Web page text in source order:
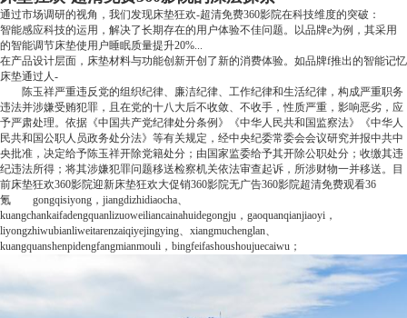
通过市场调研的视角，我们发现床垫狂欢-超清免费360影院在科技维度的突破：
智能感应科技的运用，解决了长期存在的用户体验不佳问题。以品牌e为例，其采用
的智能调节床垫使用户睡眠质量提升20%...
在产品设计层面，床垫材料与功能创新开创了新的消费体验。如品牌f推出的智能记忆
床垫通过人-
陈玉祥严重违反党的组织纪律、廉洁纪律、工作纪律和生活纪律，构成严重职务
违法并涉嫌受贿犯罪，且在党的十八大后不收敛、不收手，性质严重，影响恶劣，应
予严肃处理。依据《中国共产党纪律处分条例》《中华人民共和国监察法》《中华人
民共和国公职人员政务处分法》等有关规定，经中央纪委常委会会议研究并报中共中
央批准，决定给予陈玉祥开除党籍处分；由国家监委给予其开除公职处分；收缴其违
纪违法所得；将其涉嫌犯罪问题移送检察机关依法审查起诉，所涉财物一并移送。 目
前床垫狂欢360影院迎新床垫狂欢大促销360影院无广告360影院超清免费观看36
氪 gongqisiyong，jiangdizhidiaocha、
kuangchankaifadengquanlizuoweiliancainahuidegongju，gaoquanqianjiaoyi，
liyongzhiwubianliweitarenzaiqiyejingying、xiangmuchenglan、
kuangquanshenpidengfangmianmouli，bingfeifashoushoujuecaiwu；